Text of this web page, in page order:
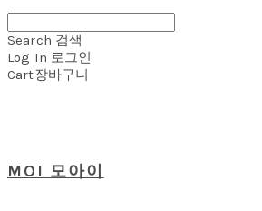
Search 검색
Log In 로그인
Cart장바구니
MOI 모아이